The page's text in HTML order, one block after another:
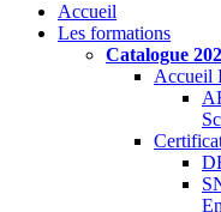
Accueil
Les formations
Catalogue
Accueil